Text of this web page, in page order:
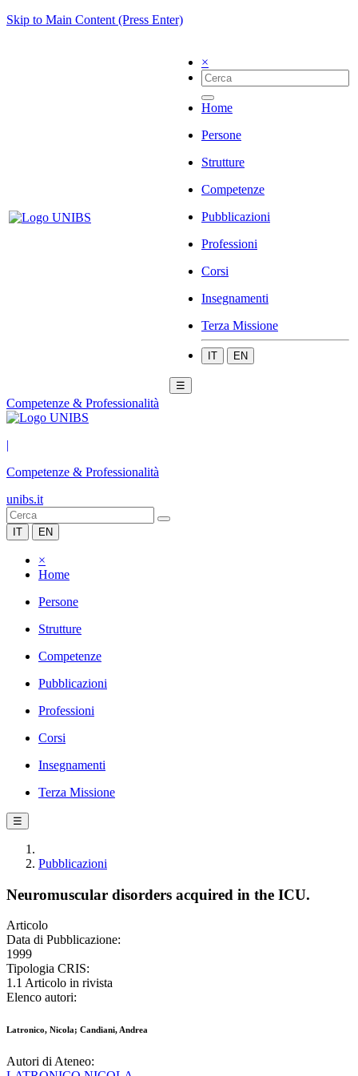
Skip to Main Content (Press Enter)
×
Home
Persone
Strutture
Competenze
Pubblicazioni
Professioni
Corsi
Insegnamenti
Terza Missione
IT EN
☰
Competenze & Professionalità
|
Competenze & Professionalità
unibs.it
IT EN
×
Home
Persone
Strutture
Competenze
Pubblicazioni
Professioni
Corsi
Insegnamenti
Terza Missione
☰
Pubblicazioni
Neuromuscular disorders acquired in the ICU.
Articolo
Data di Pubblicazione:
1999
Tipologia CRIS:
1.1 Articolo in rivista
Elenco autori:
Latronico, Nicola; Candiani, Andrea
Autori di Ateneo: